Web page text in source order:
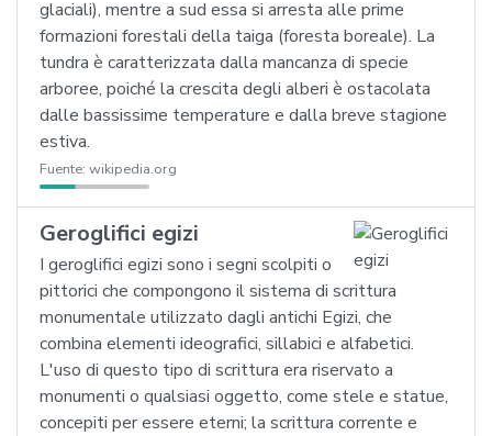
glaciali), mentre a sud essa si arresta alle prime
formazioni forestali della taiga (foresta boreale). La
tundra è caratterizzata dalla mancanza di specie
arboree, poiché la crescita degli alberi è ostacolata
dalle bassissime temperature e dalla breve stagione
estiva.
Fuente: wikipedia.org
Geroglifici egizi
I geroglifici egizi sono i segni scolpiti o
pittorici che compongono il sistema di scrittura
monumentale utilizzato dagli antichi Egizi, che
combina elementi ideografici, sillabici e alfabetici.
L'uso di questo tipo di scrittura era riservato a
monumenti o qualsiasi oggetto, come stele e statue,
concepiti per essere eterni; la scrittura corrente e